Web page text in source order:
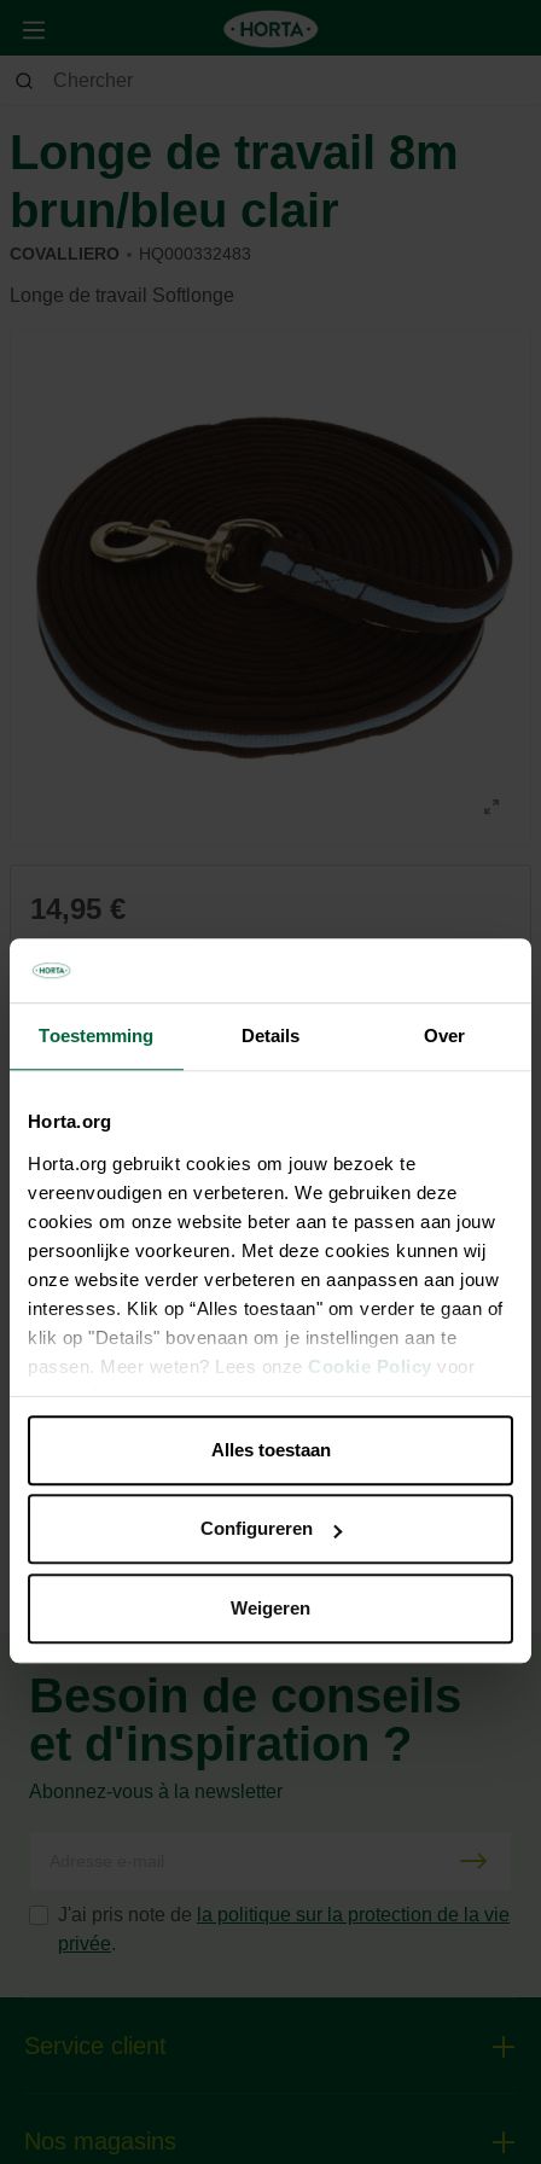
Toestemming Details Over
Horta.org
Horta.org gebruikt cookies om jouw bezoek te
vereenvoudigen en verbeteren. We gebruiken deze
cookies om onze website beter aan te passen aan jouw
persoonlijke voorkeuren. Met deze cookies kunnen wij
onze website verder verbeteren en aanpassen aan jouw
interesses. Klik op “Alles toestaan" om verder te gaan of
klik op "Details" bovenaan om je instellingen aan te
passen. Meer weten? Lees onze Cookie Policy voor
meer informatie.
Alles toestaan
Configureren
Weigeren
Animaux Cheval
Longe de travail 8m
brun/bleu clair
COVALLIERO HQ000332483
Longe de travail Softlonge
14,95 €
Tous les magasins n'ont pas la même gamme
Description
Tissage souple pour une prise en main confortable. Avec
grande dragonne et mousqueton avec virole.
Matériau de ceinture en nylon résistant
Softgrip : S'adapte en douceur et confortablement à la
main
Caractéristiques
Besoin de conseils
et d'inspiration ?
Abonnez-vous à la newsletter
J'ai pris note de la politique sur la protection de la vie
privée.
Service client
Nos magasins